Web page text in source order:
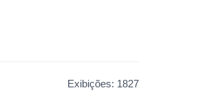
Exibições: 1827